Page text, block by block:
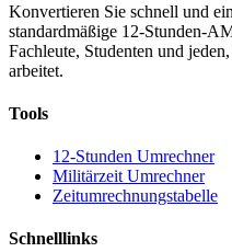
Konvertieren Sie schnell und
standardmäßige 12-Stunden-
Fachleute, Studenten und
arbeitet.
Tools
12-Stunden Umrechner
Militärzeit Umrechner
Zeitumrechnungstabelle
Schnelllinks